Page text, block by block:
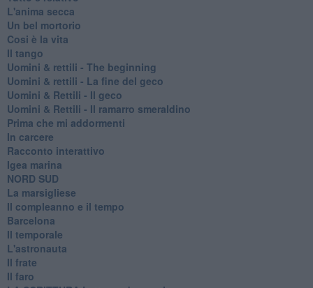
L'anima secca
Un bel mortorio
Cosi è la vita
Il tango
​Uomini & rettili - The beginning
​Uomini & rettili - La fine del geco
Uomini & Rettili - Il geco
Uomini & Rettili - Il ramarro smeraldino
Prima che mi addormenti
In carcere
Racconto interattivo
Igea marina
​NORD SUD
La marsigliese
Il compleanno e il tempo
Barcelona
Il temporale
L'astronauta
Il frate
Il faro